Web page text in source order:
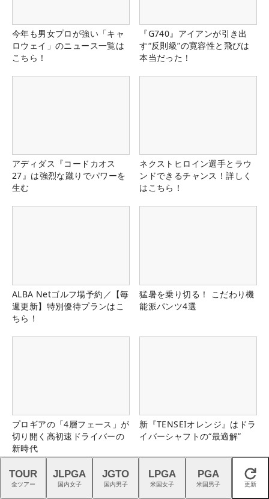
今年も男女プロが強い「キャ
ロウェイ」のニュース一覧は
こちら！
『G740』アイアンが引き出
す“反則級”の寛容性と飛びは
本当だった！
アディダス『コードカオス
27』は強烈な蹴りでパワーを
生む
ネクストヒロイン選手とラウ
ンドできるチャンス！詳しく
はこちら！
ALBA Netゴルフ場予約／【毎
週更新】特別優待プランはこ
ちら！
猛暑を乗り切る！ こだわり機
能派パンツ4選
プロギアの「4層フェース」が
切り開く高初速ドライバーの
新時代
新『TENSEIオレンジ』はドラ
イバーシャフトの“最適解”
閉じる
TOUR
全ツアー
JLPGA
国内女子
JGTO
国内男子
LPGA
米国女子
PGA
米国男子 更新